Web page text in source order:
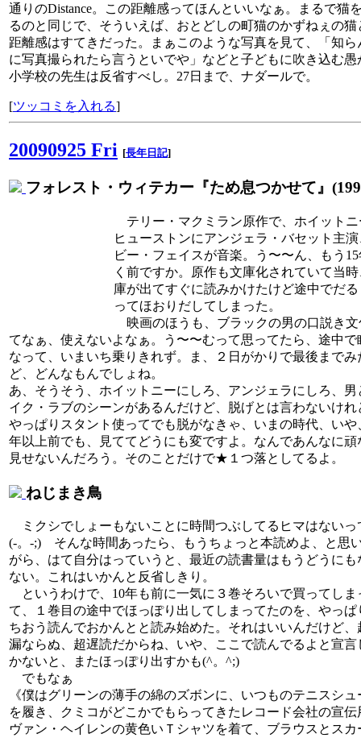
通りのDistance。この距離感ってほんといいなぁ。まるで猫
るのと同じで、そういえば、おとどしの町猫のかずねぇの猫
距離感はすてきだった。まぁこのような写真を見て、「知ら
に写真撮られたら言うといでや」などと子どもに吹き込む愚
小学校の先生は反省すべし。27日まで、ナダールで。
[ツッコミを入れる]
20090925 Fri [長年日記]
フォレスト・ウィテカー『ため息つかせて』
テリー・マクミラン原作で、ホイットニ
ヒューストンにアンジェラ・バセット主
ビー・フェイスが音楽。う〜〜ん、もう
く前ですか。原作も文庫化されていて当
庫が出てすぐに読みかけたけど途中でだ
ってほおりだしてしまった。
映画のほうも、ブラックの男の口説き文
てなぁ、使えないよなぁ。う〜〜むって思ってたら、途中で
なって、いまいち乗りきれず。ま、２日がかりで最後までみ
ど、どんなもんでしょね。
あ、そうそう、ホイットニーにしろ、アンジェラにしろ、男
イク・ラブのシーンがあるんだけど、脱げとは言わないけれ
やっぱりスタント使ってでも脱がなきゃ、いまの時代、いや
年以上前でも、見ててどうにも変ですよ。なんであんなに頑
見せないんだろう。そのことだけで★１つ落としてるよ。
ねじまき鳥
ミクシでしょーもないことに時間つぶしてるヒマはないっ
(-。-;) そんな時間あったら、もうちょっと本読めよ、と思
がら、はて自分はっていうと、最近の読書量はもうどうにも
ない。これはいかんと反省しきり。
というわけで、10年も前に一気に３巻そろいで買ってしま
て、１巻目の途中でほっぽり出してしまってたのを、やっぱ
ちおう読んでおかんとと読み始めた。それはいいんだけど、
漏ならぬ、超遅読だからね、いや、ここで読んでるよと宣言
かないと、またほっぽり出すかも(^。^;)
でもなぁ
《僕はグリーンの薄手の綿のズボンに、いつものテニスシュ
を履き、クミコがどこかでもらってきたレコード会社の宣伝
ヴァン・ヘイレンの黄色いＴシャツを着て、ブラウスとスカ